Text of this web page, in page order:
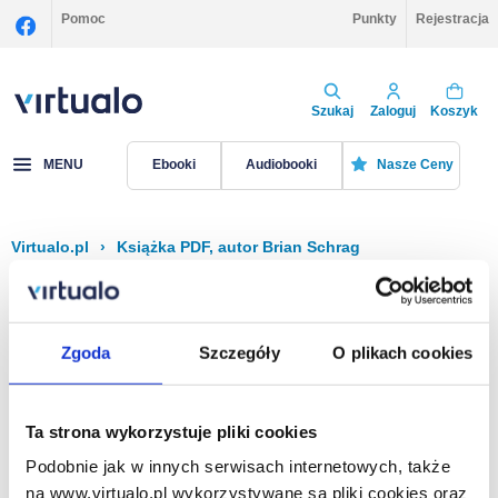
Zgoda Szczegóły O plikach cookies
Ta strona wykorzystuje pliki cookies
Podobnie jak w innych serwisach internetowych, także
na www.virtualo.pl wykorzystywane są pliki cookies oraz
Pomoc Punkty Rejestracja
Szukaj Zaloguj Koszyk
MENU Ebooki Audiobooki Nasze Ceny
Virtualo.pl › Książka PDF, autor Brian Schrag
Filtruj Sortuj
Na stronie